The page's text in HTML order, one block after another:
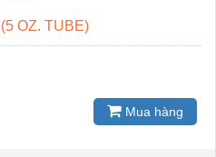
OZ. TUBE)
Mua hàng